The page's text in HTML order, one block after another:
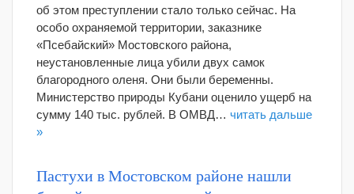
об этом преступлении стало только сейчас. На
особо охраняемой территории, заказнике
«Псебайский» Мостовского района,
неустановленные лица убили двух самок
благородного оленя. Они были беременны.
Министерство природы Кубани оценило ущерб на
сумму 140 тыс. рублей. В ОМВД… читать дальше
»
Пастухи в Мостовском районе нашли